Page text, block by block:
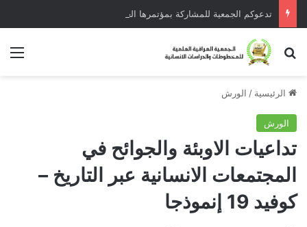
تدعوكم الجمعية للمشاركة بمؤتمرها الخامس في تركيا تموز 2025
الرئيسية / الورش
الورش
تداعيات الاوبئة والجوائح في
المجتمعات الانسانية عبر التاريخ –
كوفيد 19 إنموذجا